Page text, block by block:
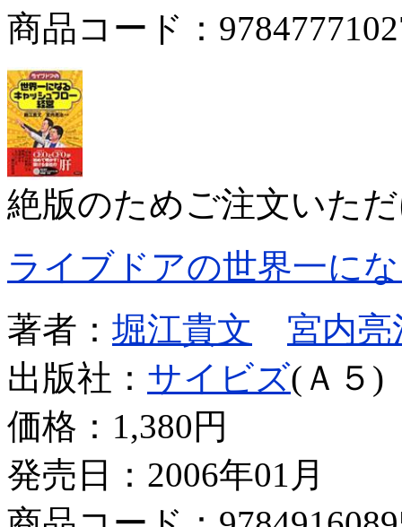
商品コード：
絶版のためご注文いた
ライブドアの世界一に
著者： 堀江貴文
宮内亮
出版社： サイビズ(Ａ５)
価格： 1,380円
発売日：2006年01月